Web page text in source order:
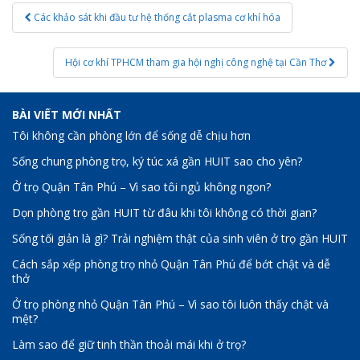
Post
navigation
Các khảo sát khi đầu tư hệ thống cắt plasma cơ khí hóa
Hội cơ khí TPHCM tham gia hội nghị công nghệ tại Cần Thơ
BÀI VIẾT MỚI NHẤT
Tôi không cần phòng lớn để sống dễ chịu hơn
Sống chung phòng trọ, ký túc xá gần HUIT sao cho yên?
Ở trọ Quận Tân Phú – Vì sao tôi ngủ không ngon?
Dọn phòng trọ gần HUIT từ đâu khi tôi không có thời gian?
Sống tối giản là gì? Trải nghiệm thật của sinh viên ở trọ gần HUIT
Cách sắp xếp phòng trọ nhỏ Quận Tân Phú để bớt chật và dễ
thở
Ở trọ phòng nhỏ Quận Tân Phú – Vì sao tôi luôn thấy chật và
mệt?
Làm sao để giữ tinh thần thoải mái khi ở trọ?